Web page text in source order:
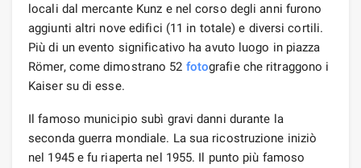
locali dal mercante Kunz e nel corso degli anni furono
aggiunti altri nove edifici (11 in totale) e diversi cortili.
Più di un evento significativo ha avuto luogo in piazza
Römer, come dimostrano 52 fotografie che ritraggono i
Kaiser su di esse.
Il famoso municipio subì gravi danni durante la
seconda guerra mondiale. La sua ricostruzione iniziò
nel 1945 e fu riaperta nel 1955. Il punto più famoso